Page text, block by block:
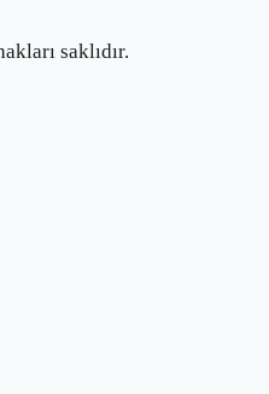
saklıdır.